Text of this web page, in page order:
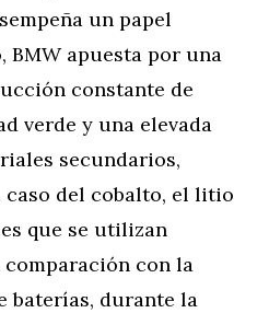
un papel
BMW apuesta por una
constante de
verde y una elevada
secundarios,
caso del cobalto, el litio
que se utilizan
comparación con la
baterías, durante la